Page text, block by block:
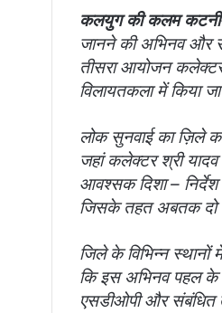
कलयुग की कलम कटनी
जानने की अभिनव और
तीसरा आयोजन कलेक्टर
विलायतकला में किया
लोक सुनवाई का ज़िले
जहां कलेक्टर श्री
आवश्सक दिशा –
जिसके तहत अबतक दो
जिले के विभिन्न
कि इस अभिनव पहल के
एसडीओपी और संबंधित